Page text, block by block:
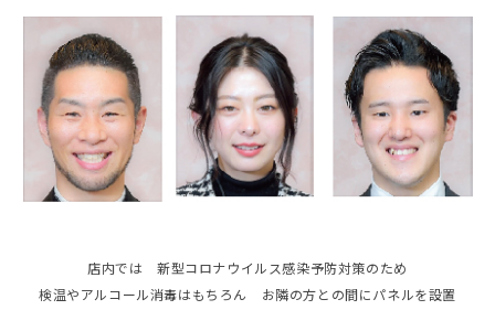
店内では 新型コロナウイルス感染予防対策のため
検温やアルコール消毒はもちろん お隣の方との間にパネルを設置